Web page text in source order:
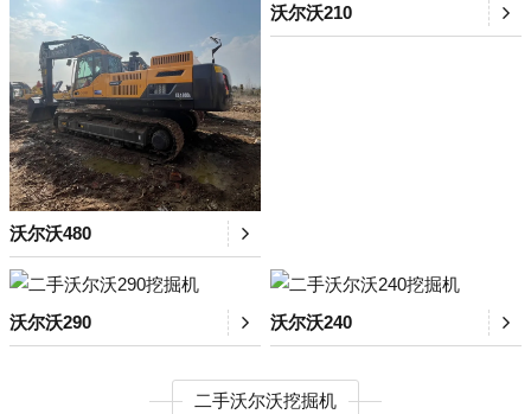
沃尔沃480
沃尔沃210
沃尔沃290 沃尔沃240
二手沃尔沃挖掘机